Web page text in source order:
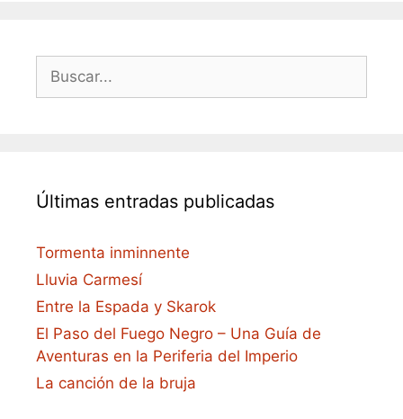
Buscar:
Últimas entradas publicadas
Tormenta inminnente
Lluvia Carmesí
Entre la Espada y Skarok
El Paso del Fuego Negro – Una Guía de
Aventuras en la Periferia del Imperio
La canción de la bruja